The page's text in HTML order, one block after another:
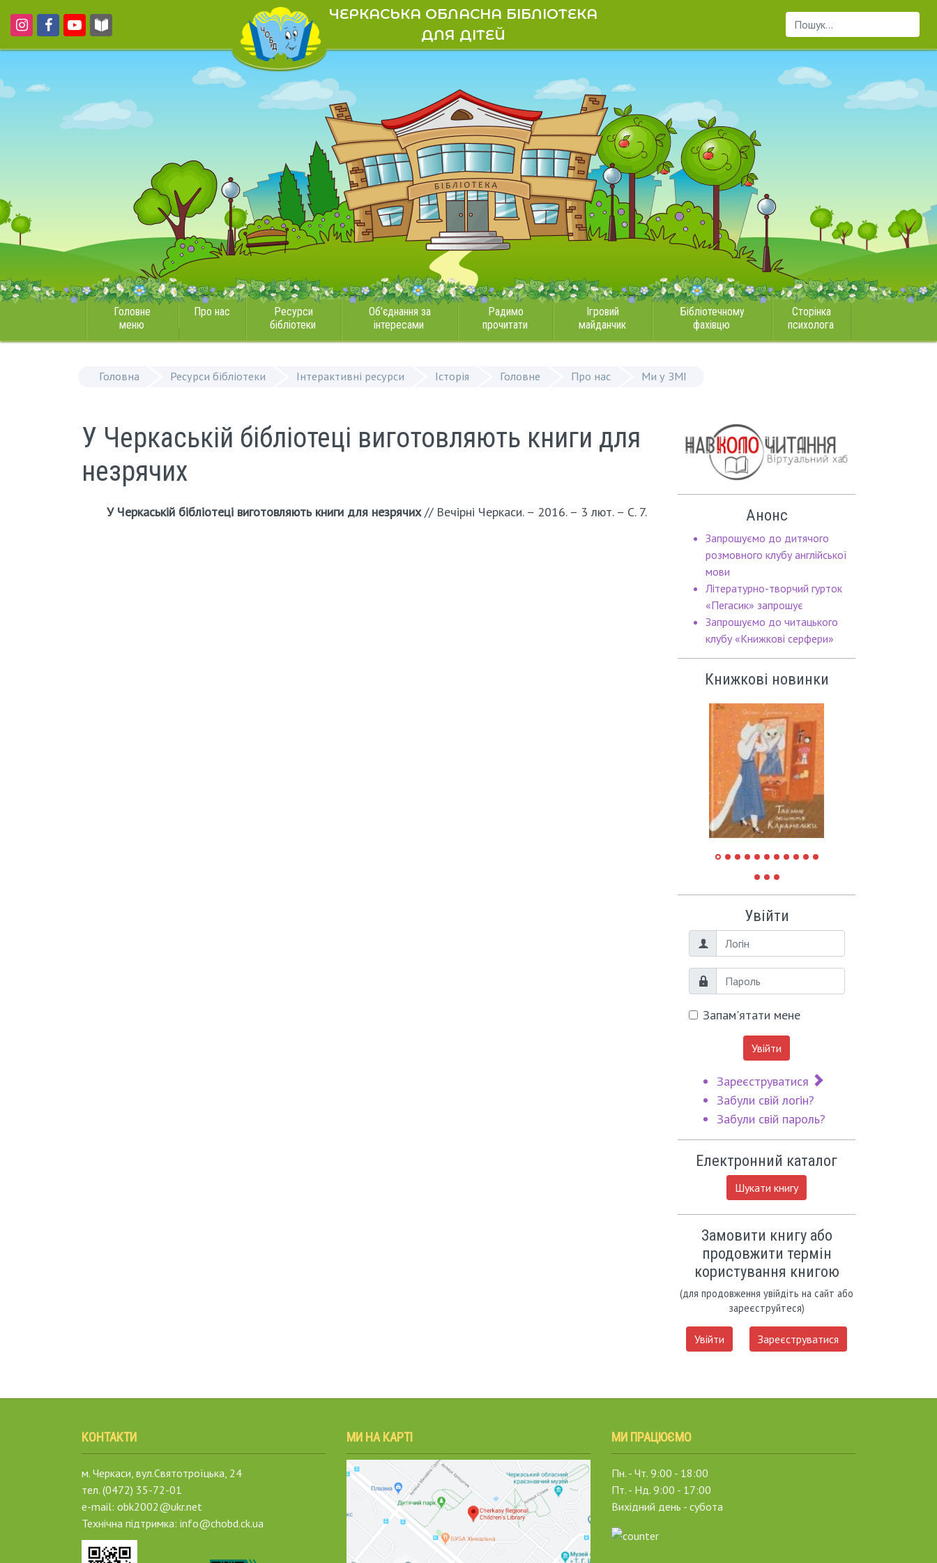
ЧЕРКАСЬКА ОБЛАСНА БІБЛІОТЕКА
ДЛЯ ДІТЕЙ
Пошук...
Головне
меню
Про нас
Ресурси
бібліотеки
Об'єднання за
інтересами
Радимо
прочитати
Ігровий
майданчик
Бібліотечному
фахівцю
Сторінка
психолога
Головна Ресурси бібліотеки Інтерактивні ресурси Історія Головне Про нас Ми у ЗМІ
У Черкаській бібліотеці виготовляють книги для
незрячих
У Черкаській бібліотеці виготовляють книги для незрячих// Вечірні Черкаси. – 2016. – 3 лют. – С. 7. Анонс
Запрошуємо до дитячого
розмовного клубу англійської
мови
Літературно-творчий гурток
«Пегасик» запрошує
Запрошуємо до читацького
клубу «Книжкові серфери»
Книжкові новинки
Увійти
Логін
Пароль
Запам'ятати мене
Увійти
Зареєструватися
Забули свій логін?
Забули свій пароль?
Електронний каталог
Шукати книгу
Замовити книгу або
продовжити термін
користування книгою
(для продовження увійдіть на сайт або
зареєструйтеся)
Увійти Зареєструватися
КОНТАКТИ
м. Черкаси, вул.Святотроїцька, 24
тел. (0472) 35-72-01
e-mail: obk2002@ukr.net
Технічна підтримка: info@chobd.ck.ua
МИ НА КАРТІ МИ ПРАЦЮЄМО
Пн. - Чт. 9:00 - 18:00
Пт. - Нд. 9:00 - 17:00
Вихідний день - субота